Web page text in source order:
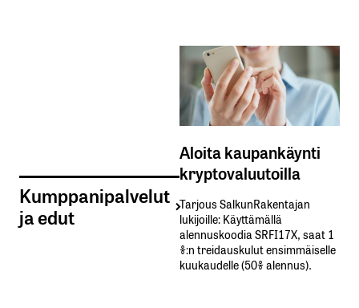
Kumppanipalvelut
ja edut
Aloita kaupankäynti
kryptovaluutoilla
Tarjous SalkunRakentajan
lukijoille: Käyttämällä​ ​
alennuskoodia​ ​SRFI17X,​ ​saat​ ​1
%:n treidauskulut​ ​ensimmäiselle​ ​
kuukaudelle​ ​(50%​ ​alennus).